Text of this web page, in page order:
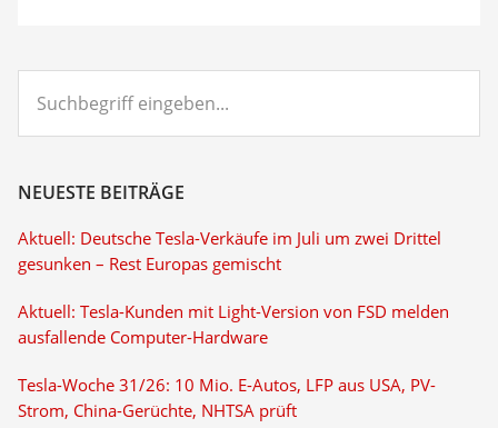
eingeben...
NEUESTE BEITRÄGE
Aktuell: Deutsche Tesla-Verkäufe im Juli um zwei Drittel
gesunken – Rest Europas gemischt
Aktuell: Tesla-Kunden mit Light-Version von FSD melden
ausfallende Computer-Hardware
Tesla-Woche 31/26: 10 Mio. E-Autos, LFP aus USA, PV-
Strom, China-Gerüchte, NHTSA prüft